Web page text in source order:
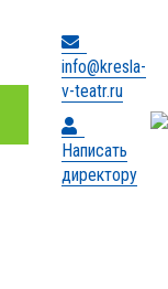
info@kresla-
v-teatr.ru
Написать
директору